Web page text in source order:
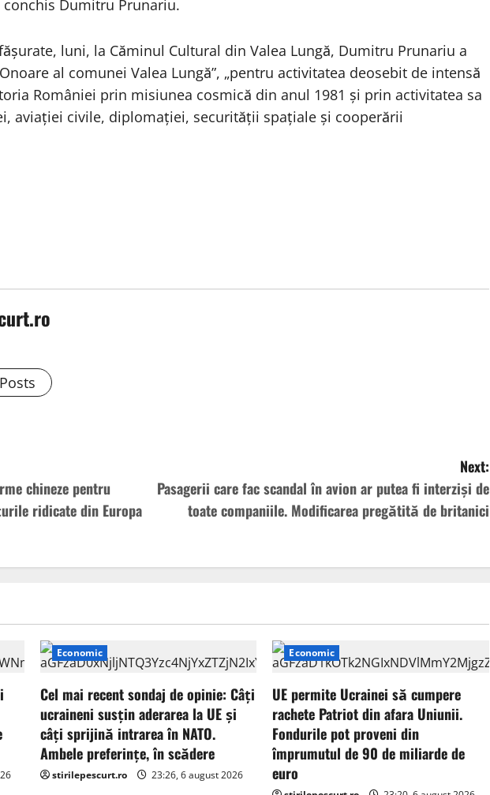
Dumitru Prunariu.
luni, la Căminul Cultural din Valea Lungă, Dumitru Prunariu a
al comunei Valea Lungă”, „pentru activitatea deosebit de intensă
României prin misiunea cosmică din anul 1981 şi prin activitatea sa
aviaţiei civile, diplomaţiei, securităţii spaţiale şi cooperării
chineze pentru
ridicate din Europa
Next:
Pasagerii care fac scandal în avion ar putea fi interziși de
toate companiile. Modificarea pregătită de britanici
Economic
Cel mai recent sondaj de opinie: Câți
ucraineni susțin aderarea la UE și
câți sprijină intrarea în NATO.
Ambele preferințe, în scădere
stirilepescurt.ro 23:26, 6 august 2026
Economic
UE permite Ucrainei să cumpere
rachete Patriot din afara Uniunii.
Fondurile pot proveni din
împrumutul de 90 de miliarde de
euro